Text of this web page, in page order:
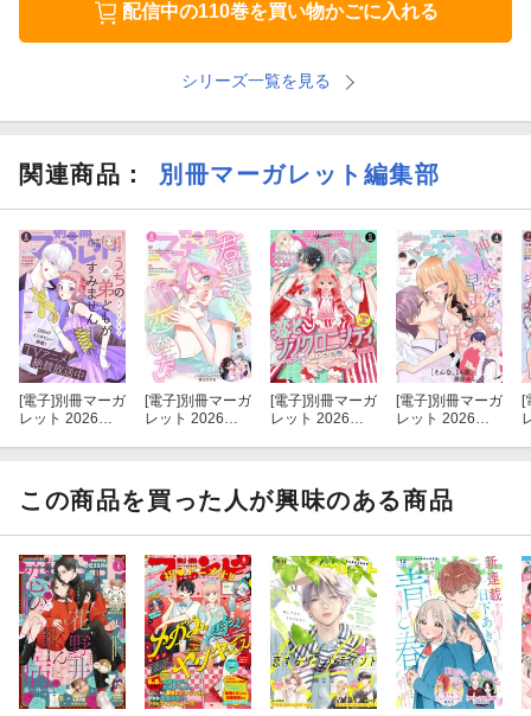
配信中の110巻を買い物かごに入れる
シリーズ一覧を見る
関連商品 ： 別冊マーガレット編集部
[電子]別冊マーガ
レット 2026年8
[電子]別冊マーガ
レット 2026年9
[電子]別冊マーガ
レット 2026年5
[電子]別冊マーガ
レット 2026年4
[
この商品を買った人が興味のある商品